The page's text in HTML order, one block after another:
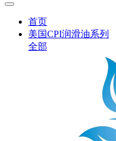
首页
美国CPI润滑油系列
全部